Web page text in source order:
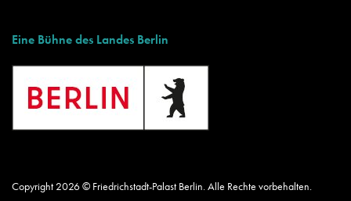
Eine Bühne des Landes Berlin
Copyright 2026 © Friedrichstadt-Palast Berlin. Alle Rechte vorbehalten.